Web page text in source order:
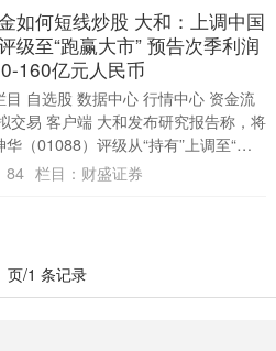
如何短线炒股 大和：上调中国
级至“跑赢大市” 预告次季利润
160亿元人民币
目 自选股 数据中心 行情中心 资金流
交易 客户端 大和发布研究报告称，将
华（01088）评级从“持有”上调至“跑
”，主因是国企主题、....
84 栏目： 财盛证券
页/1 条记录